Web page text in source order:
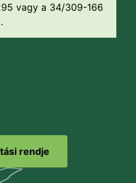
vagy a 34/309-166
rendje